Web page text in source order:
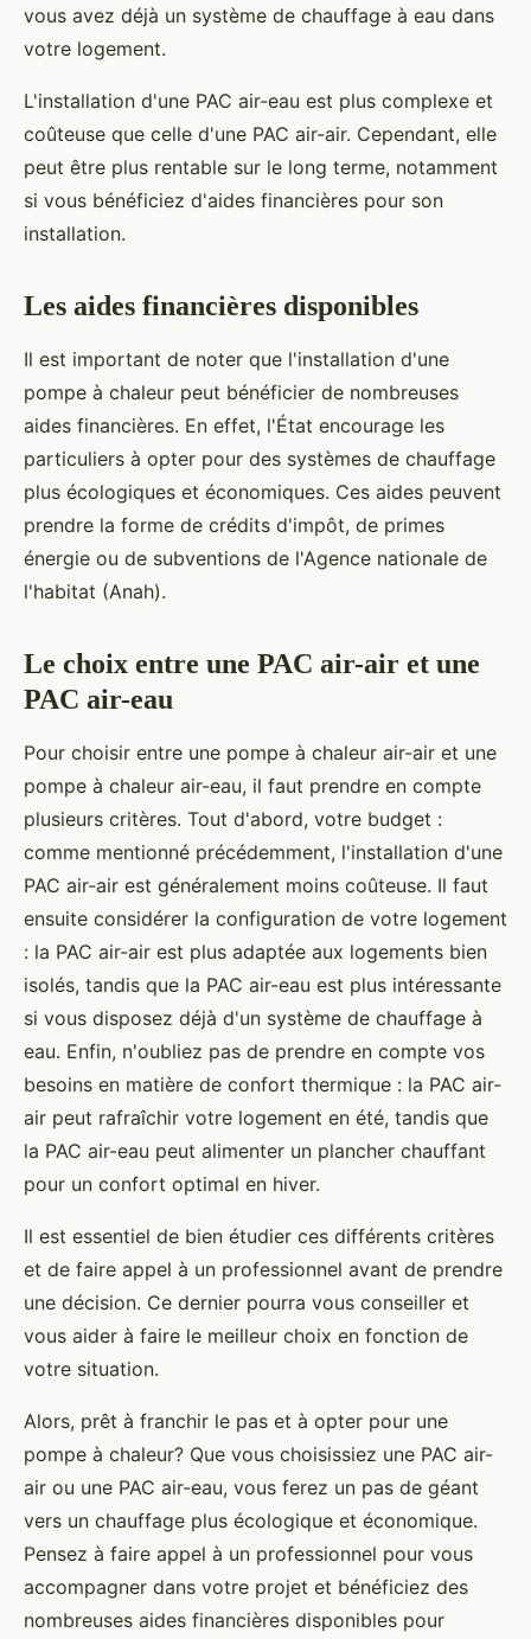
vous avez déjà un système de chauffage à eau dans
votre logement.
L'installation d'une PAC air-eau est plus complexe et
coûteuse que celle d'une PAC air-air. Cependant, elle
peut être plus rentable sur le long terme, notamment
si vous bénéficiez d'aides financières pour son
installation.
Les aides financières disponibles
Il est important de noter que l'installation d'une
pompe à chaleur peut bénéficier de nombreuses
aides financières. En effet, l'État encourage les
particuliers à opter pour des systèmes de chauffage
plus écologiques et économiques. Ces aides peuvent
prendre la forme de crédits d'impôt, de primes
énergie ou de subventions de l'Agence nationale de
l'habitat (Anah).
Le choix entre une PAC air-air et une
PAC air-eau
Pour choisir entre une pompe à chaleur air-air et une
pompe à chaleur air-eau, il faut prendre en compte
plusieurs critères. Tout d'abord, votre budget :
comme mentionné précédemment, l'installation d'une
PAC air-air est généralement moins coûteuse. Il faut
ensuite considérer la configuration de votre logement
: la PAC air-air est plus adaptée aux logements bien
isolés, tandis que la PAC air-eau est plus intéressante
si vous disposez déjà d'un système de chauffage à
eau. Enfin, n'oubliez pas de prendre en compte vos
besoins en matière de confort thermique : la PAC air-
air peut rafraîchir votre logement en été, tandis que
la PAC air-eau peut alimenter un plancher chauffant
pour un confort optimal en hiver.
Il est essentiel de bien étudier ces différents critères
et de faire appel à un professionnel avant de prendre
une décision. Ce dernier pourra vous conseiller et
vous aider à faire le meilleur choix en fonction de
votre situation.
Alors, prêt à franchir le pas et à opter pour une
pompe à chaleur? Que vous choisissiez une PAC air-
air ou une PAC air-eau, vous ferez un pas de géant
vers un chauffage plus écologique et économique.
Pensez à faire appel à un professionnel pour vous
accompagner dans votre projet et bénéficiez des
nombreuses aides financières disponibles pour